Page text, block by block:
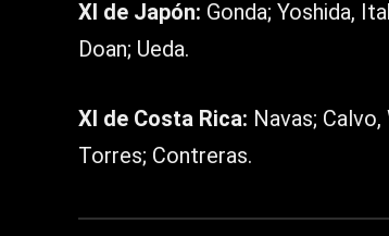
XI de Japón: Gonda; Yoshida,
Doan; Ueda.
XI de Costa Rica: Navas;
Torres; Contreras.